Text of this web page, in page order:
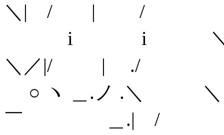
＼| / | /
i i ＼
＼／|/ | ./
○ ヽ ＿.ノ .＼
￣ ＿.| /